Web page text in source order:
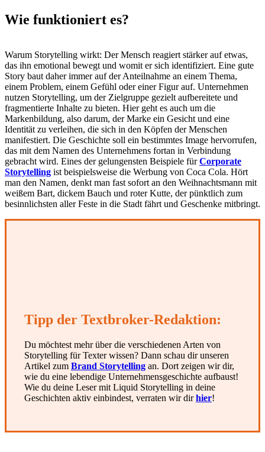
Wie funktioniert es?
Warum Storytelling wirkt: Der Mensch reagiert stärker auf etwas,
das ihn emotional bewegt und womit er sich identifiziert. Eine gute
Story baut daher immer auf der Anteilnahme an einem Thema,
einem Problem, einem Gefühl oder einer Figur auf. Unternehmen
nutzen Storytelling, um der Zielgruppe gezielt aufbereitete und
fragmentierte Inhalte zu bieten. Hier geht es auch um die
Markenbildung, also darum, der Marke ein Gesicht und eine
Identität zu verleihen, die sich in den Köpfen der Menschen
manifestiert. Die Geschichte soll ein bestimmtes Image hervorrufen,
das mit dem Namen des Unternehmens fortan in Verbindung
gebracht wird. Eines der gelungensten Beispiele fürCorporate
Storytelling ist beispielsweise die Werbung von Coca Cola. Hört
man den Namen, denkt man fast sofort an den Weihnachtsmann mit
weißem Bart, dickem Bauch und roter Kutte, der pünktlich zum
besinnlichsten aller Feste in die Stadt fährt und Geschenke mitbringt.
Tipp der Textbroker-Redaktion:
Du möchtest mehr über die verschiedenen Arten von
Storytelling für Texter wissen? Dann schau dir unseren
Artikel zum Brand Storytelling an. Dort zeigen wir dir,
wie du eine lebendige Unternehmensgeschichte aufbaust!
Wie du deine Leser mit Liquid Storytelling in deine
Geschichten aktiv einbindest, verraten wir dirhier!